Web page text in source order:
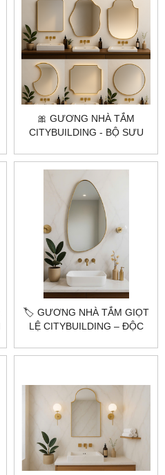
🎀 GƯƠNG NHÀ TẮM
CITYBUILDING - BỘ SƯU
ĐỘC ĐÁO, CAO CẤP, GIÁ
🏷️ GƯƠNG NHÀ TẮM GIỌT
LỆ CITYBUILDING – ĐỘC
CƯỠNG